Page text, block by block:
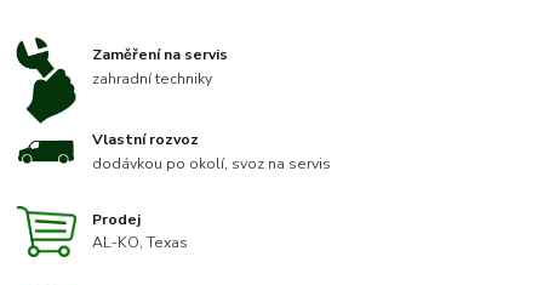
Zaměření na servis
zahradní techniky
Vlastní rozvoz
dodávkou po okolí, svoz na servis
Prodej
AL-KO, Texas